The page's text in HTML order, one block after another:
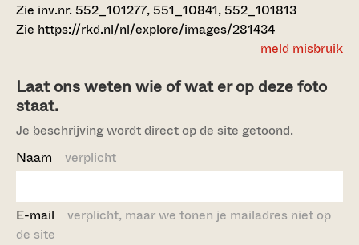
Zie inv.nr. 552_101277, 551_10841, 552_101813
Zie https://rkd.nl/nl/explore/images/281434
meld misbruik
Laat ons weten wie of wat er op deze foto
staat.
Je beschrijving wordt direct op de site getoond.
Naam verplicht
E-mail verplicht, maar we tonen je mailadres niet op
de site